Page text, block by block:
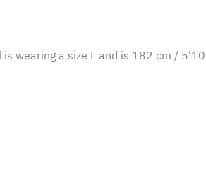
is wearing a size L and is 182 cm / 5'10''